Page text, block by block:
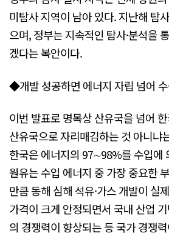
미탐사 지역이 남아 있다. 지난해 탐
으며, 정부는 지속적인 탐사·분석을
겠다는 복안이다.
◆개발 성공하면 에너지 자립 넘어
이번 발표로 명목상 산유국을 넘어
산유국으로 자리매김하는 것 아니냐
한국은 에너지의 97∼98%를 수입에
원유는 수입 에너지 중 가장 중요한
만큼 동해 심해 석유·가스 개발이 실
가격이 크게 안정되면서 국내 산업
의 경쟁력이 향상되는 등 국가 경쟁